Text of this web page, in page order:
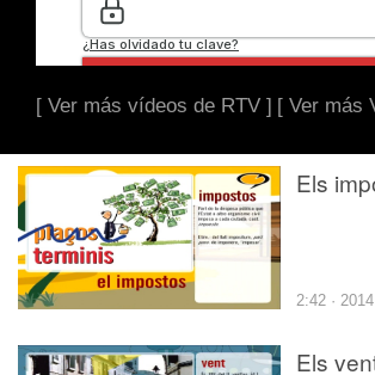
[ Ver más vídeos de RTV ] [ Ver más
Els
2:42 · 2014
Els